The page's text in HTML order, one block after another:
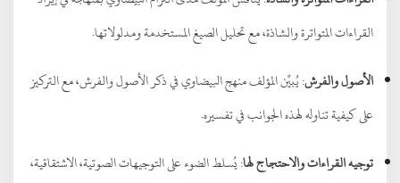
القراءات المتواترة والشاذة، مع تحليل الصيغ المستخدمة ومدلولاتها.
الأصول والفرش: يُبيِّن المؤلف منهج البيضاوي في ذكر الأصول والفرش، مع التركيز
على كيفية تناوله لهذه الجوانب في تفسيره.
توجيه القراءات والاحتجاج لها: يُسلط الضوء على التوجيهات الصوتية، الاشتقاقية،